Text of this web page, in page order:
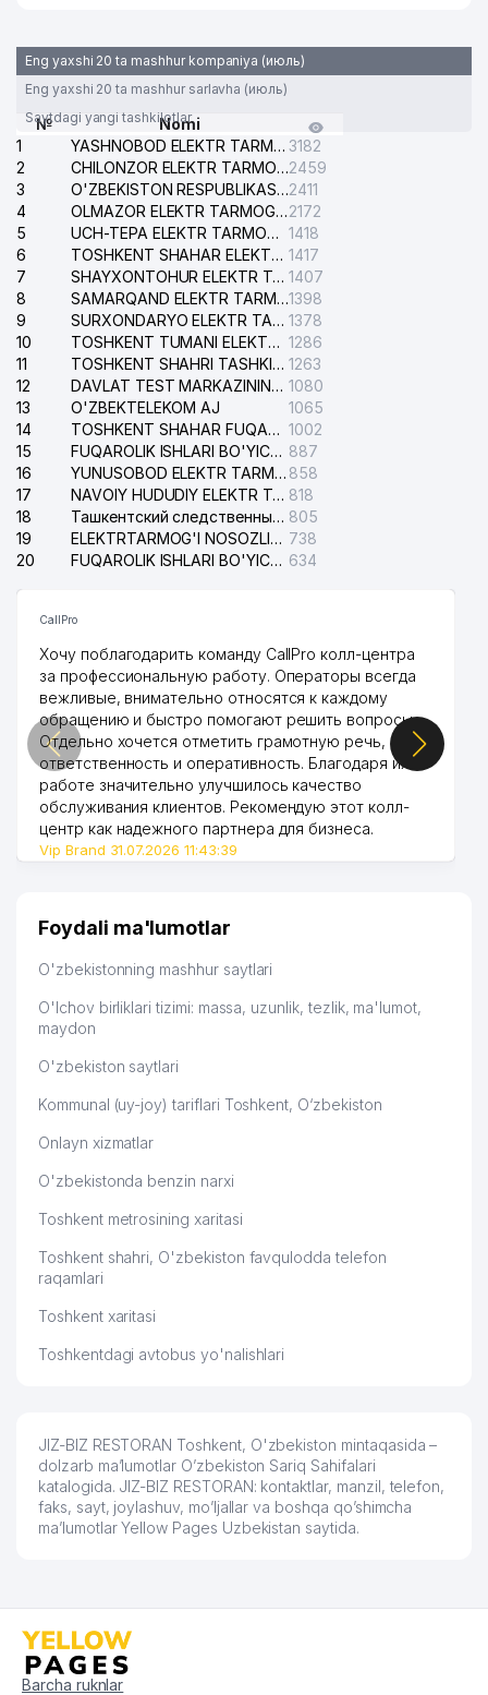
Eng yaxshi 20 ta mashhur kompaniya (июль)
Eng yaxshi 20 ta mashhur sarlavha (июль)
Saytdagi yangi tashkilotlar
№
Nomi
1
YASHNOBOD ELEKTR TARMOG'I NOSOZLIKLARI XIZMATI 3182
2
CHILONZOR ELEKTR TARMOG'I NOSOZLIK XIZMATI2459
3
O'ZBEKISTON RESPUBLIKASI BOSH PROKURATURASI ISHONCH TELEFONI2411
4
OLMAZOR ELEKTR TARMOG'I NOSOZLIKLARI XIZMATI2172
5
UCH-TEPA ELEKTR TARMOG'I NOSOZLIKLARI XIZMATI 1418
6
TOSHKENT SHAHAR ELEKTR TARMOQLARI KORXONASI AJ 1417
7
SHAYXONTOHUR ELEKTR TARMOG'I NOSOZLIKLARINI TUZATISH XIZMATI 1407
8
SAMARQAND ELEKTR TARMOQLARI AJ1398
9
SURXONDARYO ELEKTR TARMOQLARI AJ 1378
10
TOSHKENT TUMANI ELEKTR TARMOG'I AVARIYA XIZMATI 1286
11
TOSHKENT SHAHRI TASHKILOT TELEFONLARI HAQIDA MA'LUMOT BYUROSI 1263
12
DAVLAT TEST MARKAZINING ISHONCH TELEFONLARI 1080
13
O'ZBEKTELEKOM AJ
1065
14
TOSHKENT SHAHAR FUQAROLIK ISHLARI BO'YICHA SUDI 1002
15
FUQAROLIK ISHLARI BO'YICHA YAKKASAROY TUMANLARARO SUDI 887
16
YUNUSOBOD ELEKTR TARMOG'I NOSOZLIKLARI XIZMATI 858
17
NAVOIY HUDUDIY ELEKTR TARMOQLARI KORXONASI AJ 818
18
Ташкентский следственный изолятор 805
19
ELEKTRTARMOG'I NOSOZLIKLARINI TO'ZATISH SERGELI XIZMATI 738
20
FUQAROLIK ISHLARI BO'YICHA UCH-TEPA TUMANI SUDI 634
CallPro
Хочу поблагодарить команду CallPro колл-центра
за профессиональную работу. Операторы всегда
вежливые, внимательно относятся к каждому
обращению и быстро помогают решить вопросы.
Отдельно хочется отметить грамотную речь,
ответственность и оперативность. Благодаря их
работе значительно улучшилось качество
обслуживания клиентов. Рекомендую этот колл-
центр как надежного партнера для бизнеса.
Vip Brand 31.07.2026 11:43:39
Foydali ma'lumotlar
O'zbekistonning mashhur saytlari
O'lchov birliklari tizimi: massa, uzunlik, tezlik, ma'lumot,
maydon
O'zbekiston saytlari
Kommunal (uy-joy) tariflari Toshkent, O‘zbekiston
Onlayn xizmatlar
O'zbekistonda benzin narxi
Toshkent metrosining xaritasi
Toshkent shahri, O'zbekiston favqulodda telefon
raqamlari
Toshkent xaritasi
Toshkentdagi avtobus yo'nalishlari
JIZ-BIZ RESTORAN Toshkent, O'zbekiston mintaqasida –
dolzarb ma’lumotlar O’zbekiston Sariq Sahifalari
katalogida. JIZ-BIZ RESTORAN: kontaktlar, manzil, telefon,
faks, sayt, joylashuv, mo’ljallar va boshqa qo’shimcha
ma’lumotlar Yellow Pages Uzbekistan saytida.
Barcha ruknlar